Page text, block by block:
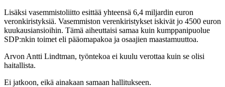
Lisäksi vasemmistoliitto esittää yhteensä 6,4 miljardin euron
veronkiristyksiä. Vasemmiston verenkiristykset iskivät jo 4500 euron
kuukausiansioihin. Tämä aiheuttaisi samaa kuin kumppanipuolue
SDP:nkin toimet eli pääomapakoa ja osaajien maastamuuttoa.
Arvon Antti Lindtman, työntekoa ei kuulu verottaa kuin se olisi
haitallista.
Ei jatkoon, eikä ainakaan samaan hallitukseen.